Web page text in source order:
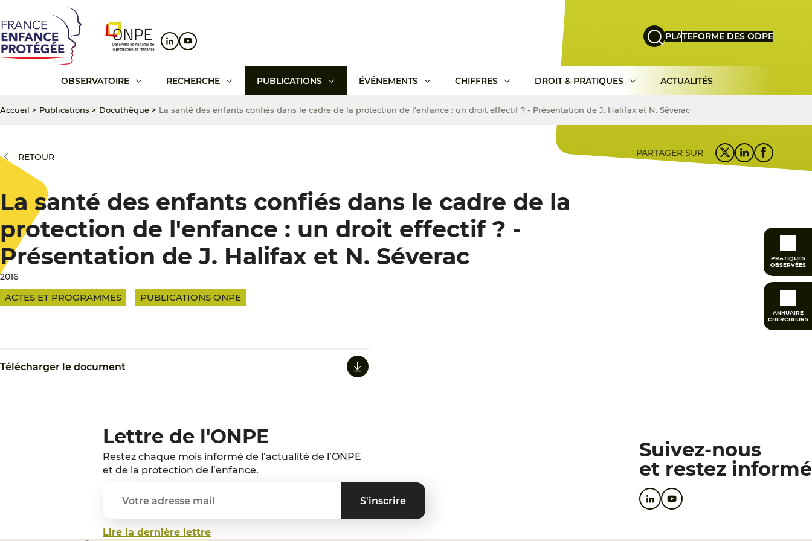
au
contenu
principal
au
menu
principal
au
pied
de
page
PLATEFORME DES ODPE
OBSERVATOIRE RECHERCHE PUBLICATIONS ÉVÉNEMENTS CHIFFRES DROIT & PRATIQUES ACTUALITÉS
PRATIQUES
OBSERVÉES
ANNUAIRE
CHERCHEURS
Accueil > Publications > Docuthèque > La santé des enfants confiés dans le cadre de la protection de l'enfance : un droit effectif ? - Présentation de J. Halifax et N. Séverac
RETOUR PARTAGER SUR
La santé des enfants confiés dans le cadre de la
protection de l'enfance : un droit effectif ? -
Présentation de J. Halifax et N. Séverac
2016
ACTES ET PROGRAMMES PUBLICATIONS ONPE
Télécharger le document
Lettre de l'ONPE
Restez chaque mois informé de l’actualité de l’ONPE
et de la protection de l’enfance.
Lire la dernière lettre
Suivez-nous
et restez informé